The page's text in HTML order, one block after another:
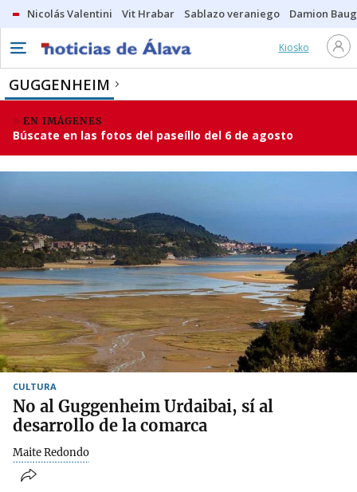
Nicolás Valentini Vit Hrabar Sablazo veraniego Damion
Kiosko
GUGGENHEIM
EN IMÁGENES
Búscate en las fotos del paseíllo del 6 de agosto
CULTURA
No al Guggenheim Urdaibai, sí al
desarrollo de la comarca
Maite Redondo